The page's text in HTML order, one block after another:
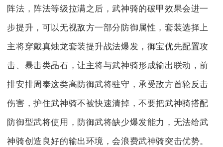
阵法，阵法等级拉满之后，武神骑的破甲效果会进一
步提升，可以无视敌方一部分防御属性，套装选择上
主将穿戴真烛龙套装提升战法爆发，御宝优先配置攻
击、暴击类晶石，让主将与武神骑形成输出联动，前
排安排周泰这类高防御武将驻守，承受敌方首轮反击
伤害，护住武神骑不被快速清掉，不要把武神骑搭配
防御型武将使用，防御武将缺少爆发能力，无法给武
神骑创造良好的输出环境，会浪费武神骑突击优势。